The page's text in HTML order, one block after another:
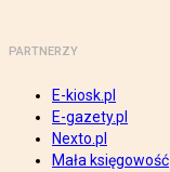
PARTNERZY
E-kiosk.pl
E-gazety.pl
Nexto.pl
Mała księgowość